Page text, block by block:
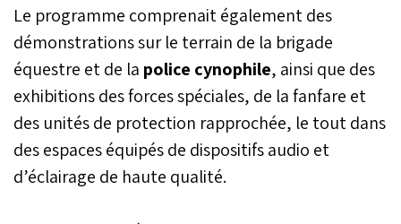
Le programme comprenait également des
démonstrations sur le terrain de la brigade
équestre et de la police cynophile, ainsi que des
exhibitions des forces spéciales, de la fanfare et
des unités de protection rapprochée, le tout dans
des espaces équipés de dispositifs audio et
d’éclairage de haute qualité.